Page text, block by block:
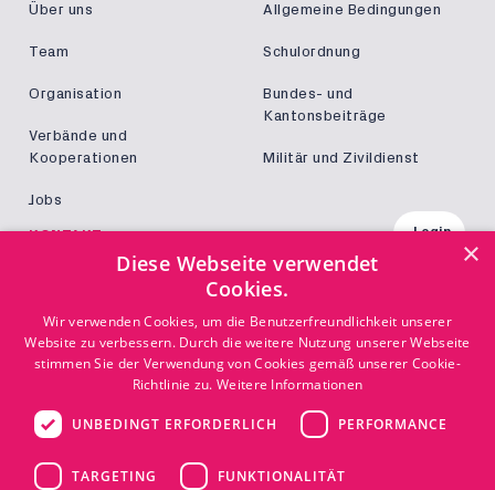
Über uns
Team
Organisation
Verbände und
Kooperationen
Jobs
Allgemeine Bedingungen
Schulordnung
Bundes- und
Kantonsbeiträge
Militär und Zivildienst
KONTAKT Login
Disclaimer
Impressum
×
Diese Webseite verwendet
Cookies.
Wir verwenden Cookies, um die Benutzerfreundlichkeit unserer
Website zu verbessern. Durch die weitere Nutzung unserer Webseite
stimmen Sie der Verwendung von Cookies gemäß unserer Cookie-
Richtlinie zu.Weitere Informationen
UNBEDINGT ERFORDERLICH PERFORMANCE
TARGETING FUNKTIONALITÄT